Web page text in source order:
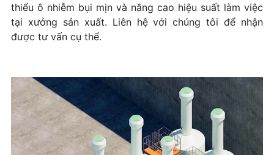
thiểu ô nhiễm bụi mịn và nâng cao hiệu suất làm việc
tại xưởng sản xuất. Liên hệ với chúng tôi để nhận
được tư vấn cụ thể.